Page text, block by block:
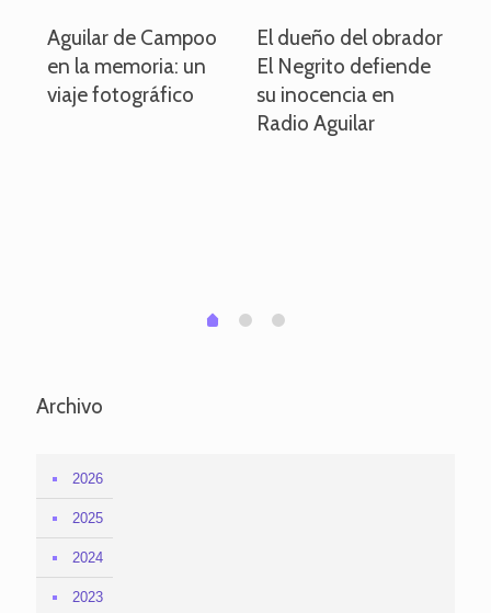
Aguilar de Campoo
en la memoria: un
viaje fotográfico
El dueño del obrador
El Negrito defiende
su inocencia en
Radio Aguilar
0 1 2
Archivo
2026
2025
2024
2023